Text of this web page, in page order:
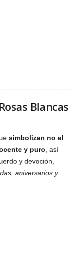
Blancas
simbolizan no el
y puro , así
y devoción,
aniversarios y